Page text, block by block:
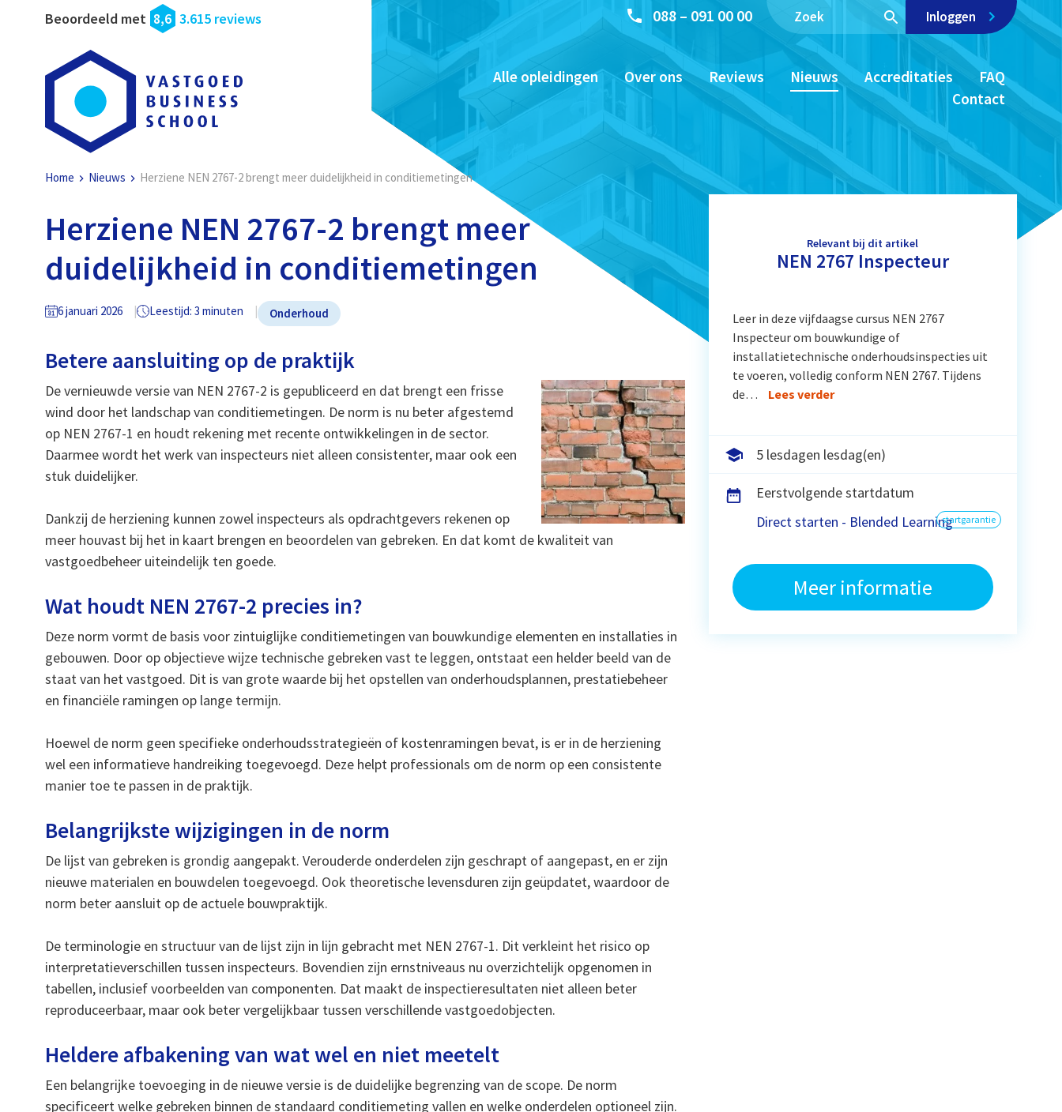
Beoordeeld met 8,6 3.615 reviews 088 – 091 00 00 Inloggen
Alle opleidingen Over ons Reviews Nieuws Accreditaties
FAQ
Contact
Home Nieuws Herziene NEN 2767-2 brengt meer duidelijkheid in conditiemetingen
Herziene NEN 2767-2 brengt meer
duidelijkheid in conditiemetingen
6 januari 2026 Leestijd: 3 minuten Onderhoud
Betere aansluiting op de praktijk
De vernieuwde versie van NEN 2767-2 is gepubliceerd en dat brengt een frisse
wind door het landschap van conditiemetingen. De norm is nu beter afgestemd
op NEN 2767-1 en houdt rekening met recente ontwikkelingen in de sector.
Daarmee wordt het werk van inspecteurs niet alleen consistenter, maar ook een
stuk duidelijker.
Dankzij de herziening kunnen zowel inspecteurs als opdrachtgevers rekenen op
meer houvast bij het in kaart brengen en beoordelen van gebreken. En dat komt de kwaliteit van
vastgoedbeheer uiteindelijk ten goede.
Wat houdt NEN 2767-2 precies in?
Deze norm vormt de basis voor zintuiglijke conditiemetingen van bouwkundige elementen en installaties in
gebouwen. Door op objectieve wijze technische gebreken vast te leggen, ontstaat een helder beeld van de
staat van het vastgoed. Dit is van grote waarde bij het opstellen van onderhoudsplannen, prestatiebeheer
en financiële ramingen op lange termijn.
Hoewel de norm geen specifieke onderhoudsstrategieën of kostenramingen bevat, is er in de herziening
wel een informatieve handreiking toegevoegd. Deze helpt professionals om de norm op een consistente
manier toe te passen in de praktijk.
Belangrijkste wijzigingen in de norm
De lijst van gebreken is grondig aangepakt. Verouderde onderdelen zijn geschrapt of aangepast, en er zijn
nieuwe materialen en bouwdelen toegevoegd. Ook theoretische levensduren zijn geüpdatet, waardoor de
norm beter aansluit op de actuele bouwpraktijk.
De terminologie en structuur van de lijst zijn in lijn gebracht met NEN 2767-1. Dit verkleint het risico op
interpretatieverschillen tussen inspecteurs. Bovendien zijn ernstniveaus nu overzichtelijk opgenomen in
tabellen, inclusief voorbeelden van componenten. Dat maakt de inspectieresultaten niet alleen beter
reproduceerbaar, maar ook beter vergelijkbaar tussen verschillende vastgoedobjecten.
Heldere afbakening van wat wel en niet meetelt
Een belangrijke toevoeging in de nieuwe versie is de duidelijke begrenzing van de scope. De norm
specificeert welke gebreken binnen de standaard conditiemeting vallen en welke onderdelen optioneel zijn.
Relevant bij dit artikel
NEN 2767 Inspecteur
Leer in deze vijfdaagse cursus NEN 2767
Inspecteur om bouwkundige of
installatietechnische onderhoudsinspecties uit
te voeren, volledig conform NEN 2767. Tijdens
de…
Lees verder
5 lesdagen lesdag(en)
Eerstvolgende startdatum
Direct starten - Blended Learningstartgarantie
Meer informatie